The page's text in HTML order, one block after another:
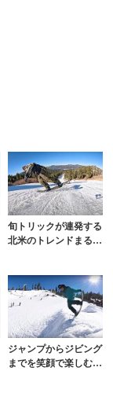
旬トリックが連発する
北米のトレンドまるわ
PARK...
ジャンプからジビング
までを笑顔で楽しむ姿